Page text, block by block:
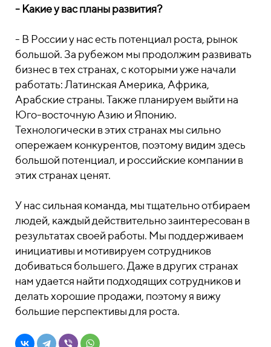
- Какие у вас планы развития?
- В России у нас есть потенциал роста, рынок
большой. За рубежом мы продолжим развивать
бизнес в тех странах, с которыми уже начали
работать: Латинская Америка, Африка,
Арабские страны. Также планируем выйти на
Юго-восточную Азию и Японию.
Технологически в этих странах мы сильно
опережаем конкурентов, поэтому видим здесь
большой потенциал, и российские компании в
этих странах ценят.
У нас сильная команда, мы тщательно отбираем
людей, каждый действительно заинтересован в
результатах своей работы. Мы поддерживаем
инициативы и мотивируем сотрудников
добиваться большего. Даже в других странах
нам удается найти подходящих сотрудников и
делать хорошие продажи, поэтому я вижу
большие перспективы для роста.